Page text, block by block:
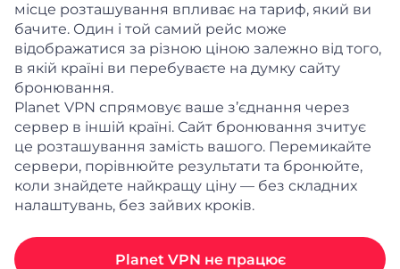
місце розташування впливає на тариф, який ви
бачите. Один і той самий рейс може
відображатися за різною ціною залежно від того,
в якій країні ви перебуваєте на думку сайту
бронювання.
Planet VPN спрямовує ваше з’єднання через
сервер в іншій країні. Сайт бронювання зчитує
це розташування замість вашого. Перемикайте
сервери, порівнюйте результати та бронюйте,
коли знайдете найкращу ціну — без складних
налаштувань, без зайвих кроків.
Planet VPN не працює